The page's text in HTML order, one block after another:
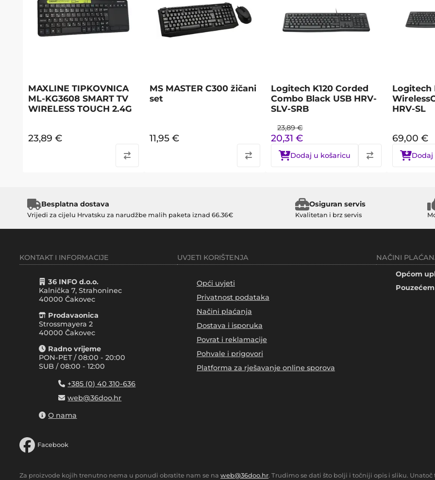
MAXLINE TIPKOVNICA
ML-KG3608 SMART TV
WIRELESS TOUCH 2.4G
23,89 €
MS MASTER C300 žičani
set
11,95 €
Logitech K120 Corded
Combo Black USB HRV-
SLV-SRB
23,89 €
20,31 €
Dodaj u košaricu
Logitech
HRV-SL
69,00 €
Dodaj
Besplatna dostava
Vrijedi za cijelu Hrvatsku za narudžbe malih paketa iznad 66.36€
Osiguran servis
Kvalitetan i brz servis
KONTAKT I INFORMACIJE
36 INFO d.o.o.
Kalnička 7, Strahoninec
40000 Čakovec
Prodavaonica
Strossmayera 2
40000 Čakovec
Radno vrijeme
PON-PET / 08:00 - 20:00
SUB / 08:00 - 12:00
+385 (0) 40 310-636
web@36doo.hr
O nama
Facebook
UVJETI KORIŠTENJA
Opći uvjeti
Privatnost podataka
Načini plaćanja
Dostava i isporuka
Povrat i reklamacije
Pohvale i prigovori
Platforma za rješavanje online sporova
NAČINI
Općom
Za proizvode kojih trenutno nema u ponudi obratite nam se na web@36doo.hr. Trudimo se dati što bolji i točniji opis i sliku.